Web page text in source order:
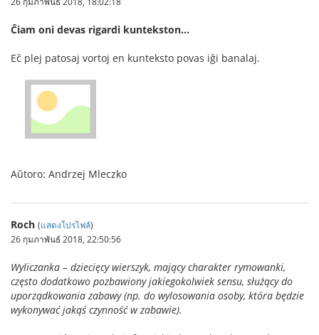
Ĉiam oni devas rigardi kuntekston…
Eĉ plej patosaj vortoj en kunteksto povas iĝi banalaj.
Aŭtoro: Andrzej Mleczko
Roch (แสดงโปรไฟล์)
26 กุมภาพันธ์ 2018, 22:50:56
Wyliczanka – dziecięcy wierszyk, mający charakter rymowanki,
często dodatkowo pozbawiony jakiegokolwiek sensu, służący do
uporządkowania zabawy (np. do wylosowania osoby, która będzie
wykonywać jakąś czynność w zabawie).